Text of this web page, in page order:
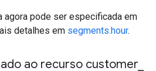
agora pode ser especificada em
detalhes em segments.hour.
ao recurso customer